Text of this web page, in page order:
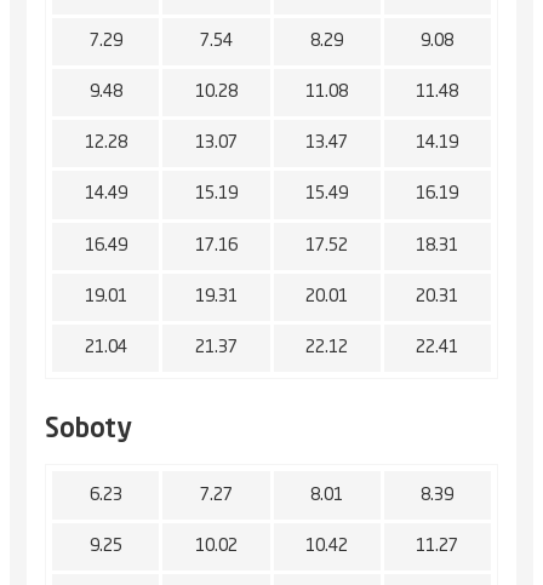
7.29 7.54 8.29 9.08
9.48 10.28 11.08 11.48
12.28 13.07 13.47 14.19
14.49 15.19 15.49 16.19
16.49 17.16 17.52 18.31
19.01 19.31 20.01 20.31
21.04 21.37 22.12 22.41
Soboty
6.23 7.27 8.01 8.39
9.25 10.02 10.42 11.27